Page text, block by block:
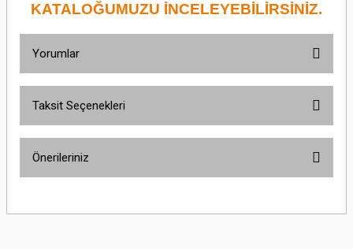
KATALOĞUMUZU İNCELEYEBİLİRSİNİZ.
Yorumlar
Taksit Seçenekleri
Önerileriniz
yetersiz gördüğünüz noktaları öneri formunu kullanarak tarafımıza